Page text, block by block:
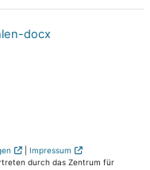
docx
| Impressum
durch das Zentrum für